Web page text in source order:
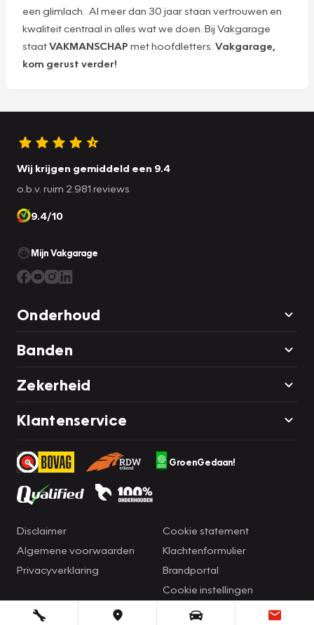
een glimlach. Al meer dan 30 jaar staan vertrouwen en
kwaliteit centraal in alles wat we doen. Bij Vakgarage
staatVAKMANSCHAP met hoofdletters. Vakgarage,
kom gerust verder!
Wij krijgen gemiddeld een 9.4
o.b.v. ruim 2.981 reviews
9.4/10
Mijn Vakgarage
Onderhoud
Banden
Zekerheid
Klantenservice
GroenGedaan!
Disclaimer
Algemene voorwaarden
Privacyverklaring
Cookie statement
Klachtenformulier
Brandportal
Cookie instellingen